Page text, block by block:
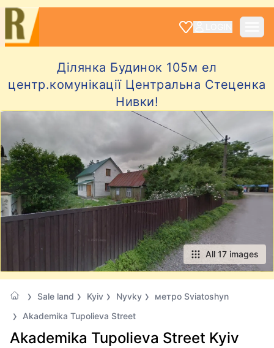
Ділянка Будинок 105м ел
центр.комунікації Центральна Стеценка
Нивки!
All 17 images
Sale land Kyiv Nyvky
метро Sviatoshyn
Akademika Tupolieva Street
Akademika Tupolieva Street Kyiv